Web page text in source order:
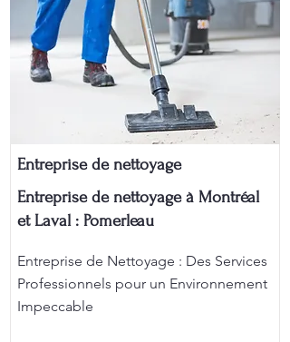
Entreprise de nettoyage
Entreprise de nettoyage à Montréal
et Laval : Pomerleau
Entreprise de Nettoyage : Des Services
Professionnels pour un Environnement
Impeccable